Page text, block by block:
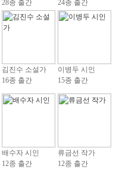
28종 출간
24종 출간
김진수 소설가
16종 출간
이병두 시인
15종 출간
배수자 시인
12종 출간
류금선 작가
12종 출간